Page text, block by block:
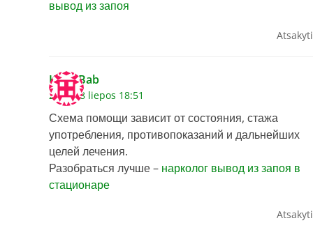
вывод из запоя
Atsakyti
KevinBab
2026 28 liepos 18:51
Схема помощи зависит от состояния, стажа
употребления, противопоказаний и дальнейших
целей лечения.
Разобраться лучше – нарколог вывод из запоя в
стационаре
Atsakyti